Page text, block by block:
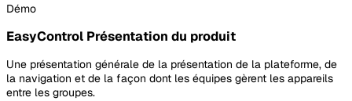
Démo
EasyControl Présentation du produit
Une présentation générale de la présentation de la plateforme, de
la navigation et de la façon dont les équipes gèrent les appareils
entre les groupes.